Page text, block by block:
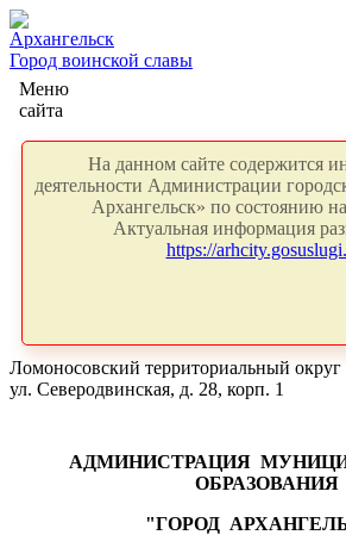
Архангельск
Город воинской славы
Меню
сайта
На данном сайте содержится
деятельности Администрации
Архангельск» по состоянию
Актуальная информация
https://
Ломоносовский территориальный округ
ул. Северодвинская, д. 28, корп. 1
АДМИНИСТРАЦИЯ
ОБРАЗОВАНИЯ
"ГОРОД